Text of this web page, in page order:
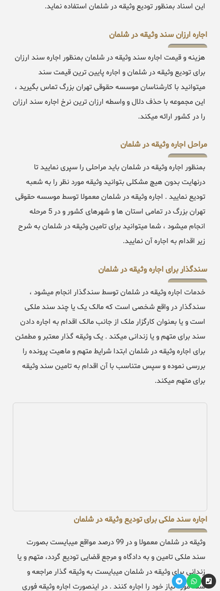
این اسناد بمنظور تودیع وثیقه در شلمان استفاده نماید.
اجاره ارزان سند وثیقه در شلمان
هزینه و قیمت اجاره سند وثیقه در شلمان بمنظور اجاره سند ارزان
برای تودیع وثیقه در شلمان و اجاره پایین ترین قیمت سند
میتوانید با کارشناسان موسسه حقوقی تهران بزرگ تماس بگیرید ،
این مجموعه با حذف دلال و واسطه ارزان ترین نرخ اجاره سند ارزان
را در کشور ارائه میکند.
مراحل اجاره وثیقه در شلمان
بمنظور اجاره وثیقه در شلمان باید مراحلی را سپری نمایید تا
درنهایت بدون هیچ مشکلی بتوانید وثیقه مورد نظر را به شعبه
تودیع نمایید . اجاره وثیقه در شلمان معمولا توسط موسسه حقوقی
تهران بزرگ در تمامی استان ها و شهرهای کشور و در 5 مرحله
انجام میشود ، شما میتوانید برای تامین وثیقه در شلمان به شرح
زیر اقدام به اجاره آن نمایید.
سندگذار برای اجاره وثیقه در شلمان
خدمات اجاره وثیقه در شلمان توسط سندگذار انجام میشود ،
سندگذار در واقع شخصی است که مالک یک یا چند سند ملکی
است و یا بعنوان کارگزار ملک از جانب مالک اقدام به اجاره دادن
سند برای متهم و یا زندانی میکند . یک وثیقه گذار معتبر و مطمئن
برای اجاره وثیقه در شلمان ابتدا شرایط متهم و ماهیت پرونده را
بررسی نموده و سپس متناسب با آن اقدام به تامین سند وثیقه
برای متهم میکند.
اجاره سند ملکی برای تودیع وثیقه در شلمان
وثیقه در شلمان معمولا و در 99 درصد مواقع میبایست بصورت
سند ملکی تامین و به دادگاه و مرجع قضایی تودیع گردد، متهم و یا
زندانی برای وثیقه در شلمان میبایست به وثیقه گذار مراجعه و
سند مورد نیاز خود را اجاره کنند . در اینصورت اجاره وثیقه فوری